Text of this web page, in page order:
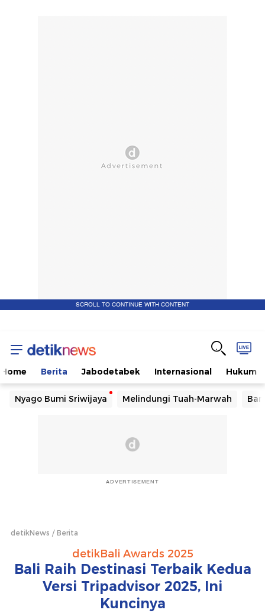
SCROLL TO CONTINUE WITH CONTENT
Home Berita Jabodetabek Internasional Hukum
Nyago Bumi Sriwijaya Melindungi Tuah-Marwah
ADVERTISEMENT
detikNews Berita
detikBali Awards 2025
Bali Raih Destinasi Terbaik Kedua
Versi Tripadvisor 2025, Ini
Kuncinya